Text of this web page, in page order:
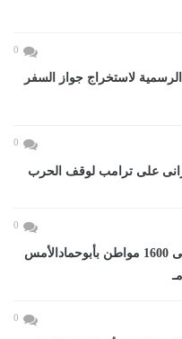
0
لاستخراج جواز السفر
0
على ترامب لوقف الحرب
0
صحة الشرقية توقع الكشف على 1600 مواطن بأبوحمادالأمس
0